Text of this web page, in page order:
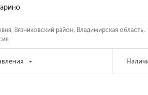
Вязниковский район, Владимирская область,